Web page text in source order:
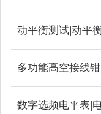
多功能高空接线钳